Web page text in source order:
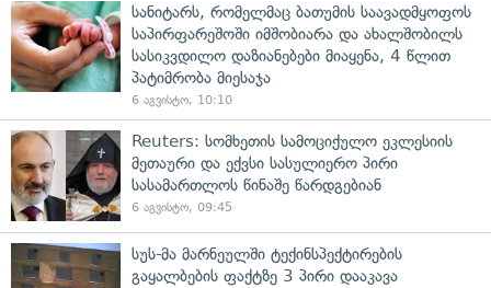
სანიტარს, რომელმაც ბათუმის საავადმყოფოს
საპირფარეშოში იმშობიარა და ახალშობილს
სასიკვდილო დაზიანებები მიაყენა, 4 წლით
პატიმრობა მიესაჯა
6 აგვისტო, 10:10
Reuters: სომხეთის სამოციქულო ეკლესიის
მეთაური და ექვსი სასულიერო პირი
სასამართლოს წინაშე წარდგებიან
6 აგვისტო, 09:45
სუს-მა მარნეულში ტექინსპექტირების
გაყალბების ფაქტზე 3 პირი დააკავა